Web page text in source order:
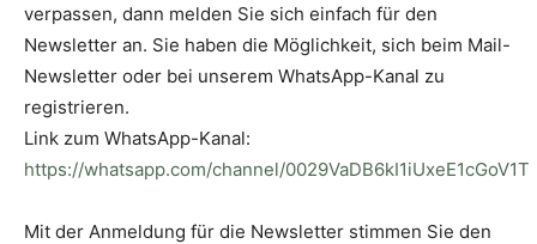
verpassen, dann melden Sie sich einfach für den
Newsletter an. Sie haben die Möglichkeit, sich beim Mail-
Newsletter oder bei unserem WhatsApp-Kanal zu
registrieren.
Link zum WhatsApp-Kanal:
https://whatsapp.com/channel/0029VaDB6kI1iUxeE1cGoV1T
Mit der Anmeldung für die Newsletter stimmen Sie den